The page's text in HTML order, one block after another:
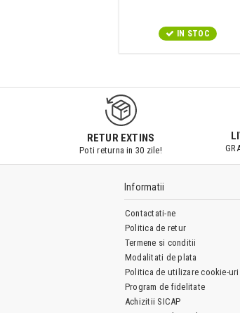
IN STOC
RETUR EXTINS
Poti returna in 30 zile!
Informatii
Contactati-ne
Politica de retur
Termene si conditii
Modalitati de plata
Politica de utilizare cookie-uri
Program de fidelitate
Achizitii SICAP